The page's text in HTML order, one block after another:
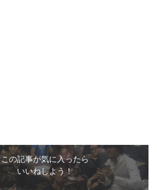
この記事が気に入ったら
いいねしよう！